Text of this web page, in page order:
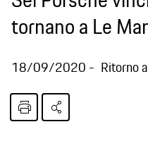
tornano a Le
18/09/2020 Ritorno